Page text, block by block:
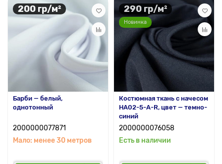
200 гр/м²
Барби — белый,
однотонный
2000000077871
Мало: менее 30 метров
290 гр/м²
Новинка
Костюмная ткань с начесом
HA02-5-A-R, цвет — темно-
синий
2000000076058
Есть в наличии